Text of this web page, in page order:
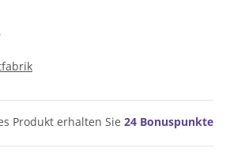
Produkt erhalten Sie 24 Bonuspunkte